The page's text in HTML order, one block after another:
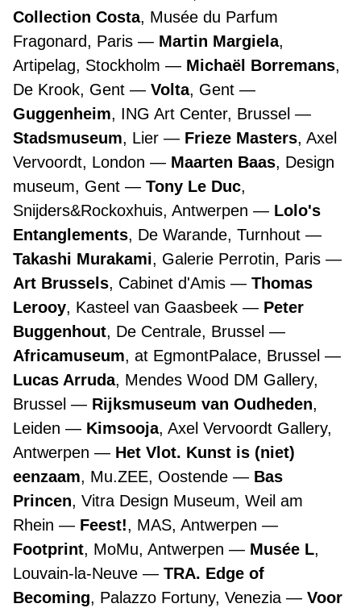
Collection Costa, Musée du Parfum
Fragonard, Paris
Martin Margiela,
Artipelag, Stockholm
Michaël Borremans,
De Krook, Gent
Volta, Gent
Guggenheim, ING Art Center, Brussel
Stadsmuseum, Lier Frieze Masters, Axel
Vervoordt, London
Maarten Baas, Design
museum, Gent
Tony Le Duc,
Snijders&Rockoxhuis, Antwerpen
Lolo's
Entanglements, De Warande, Turnhout
Takashi Murakami, Galerie Perrotin, Paris
Art Brussels, Cabinet d'Amis
Thomas
Lerooy, Kasteel van Gaasbeek
Peter
Buggenhout, De Centrale, Brussel
Africamuseum, at EgmontPalace, Brussel
Lucas Arruda, Mendes Wood DM Gallery,
Brussel
Rijksmuseum van Oudheden,
Leiden
Kimsooja, Axel Vervoordt Gallery,
Antwerpen
Het Vlot. Kunst is (niet)
eenzaam, Mu.ZEE, Oostende
Bas
Princen, Vitra Design Museum, Weil am
Rhein
Feest!, MAS, Antwerpen
Footprint, MoMu, Antwerpen Musée L,
Louvain-la-Neuve
TRA. Edge of
Becoming, Palazzo Fortuny, Venezia
Voor